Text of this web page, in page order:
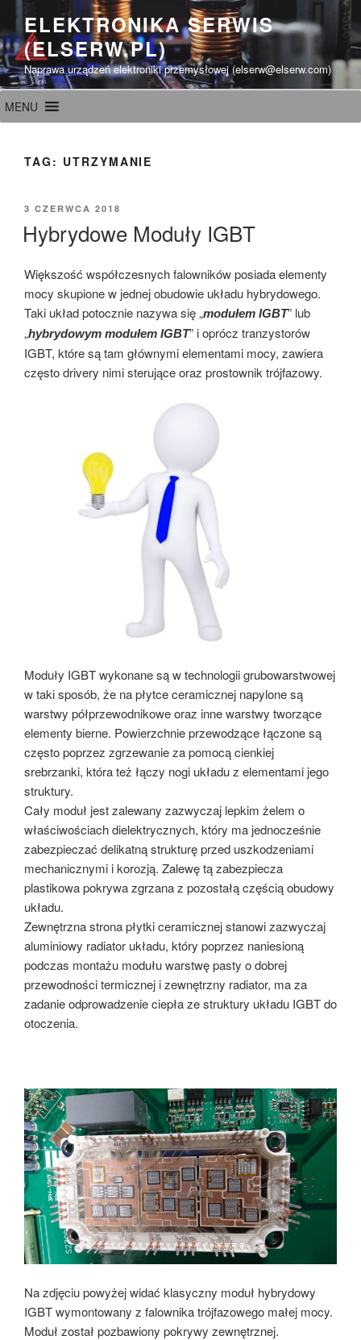
treści
ELEKTRONIKA SERWIS
(ELSERW.PL)
Naprawa urządzeń elektroniki przemysłowej (elserw@elserw.com)
MENU
TAG: UTRZYMANIE
OPUBLIKOWANE
3 CZERWCA 2018
Hybrydowe Moduły IGBT
Większość współczesnych falowników posiada elementy
mocy skupione w jednej obudowie układu hybrydowego.
Taki układ potocznie nazywa się „modułem IGBT” lub
„hybrydowym modułem IGBT” i oprócz tranzystorów
IGBT, które są tam głównymi elementami mocy, zawiera
często drivery nimi sterujące oraz prostownik trójfazowy.
Moduły IGBT wykonane są w technologii grubowarstwowej
w taki sposób, że na płytce ceramicznej napylone są
warstwy półprzewodnikowe oraz inne warstwy tworzące
elementy bierne. Powierzchnie przewodzące łączone są
często poprzez zgrzewanie za pomocą cienkiej
srebrzanki, która też łączy nogi układu z elementami jego
struktury.
Cały moduł jest zalewany zazwyczaj lepkim żelem o
właściwościach dielektrycznych, który ma jednocześnie
zabezpieczać delikatną strukturę przed uszkodzeniami
mechanicznymi i korozją. Zalewę tą zabezpiecza
plastikowa pokrywa zgrzana z pozostałą częścią obudowy
układu.
Zewnętrzna strona płytki ceramicznej stanowi zazwyczaj
aluminiowy radiator układu, który poprzez naniesioną
podczas montażu modułu warstwę pasty o dobrej
przewodności termicznej i zewnętrzny radiator, ma za
zadanie odprowadzenie ciepła ze struktury układu IGBT do
otoczenia.
Na zdjęciu powyżej widać klasyczny moduł hybrydowy
IGBT wymontowany z falownika trójfazowego małej mocy.
Moduł został pozbawiony pokrywy zewnętrznej.